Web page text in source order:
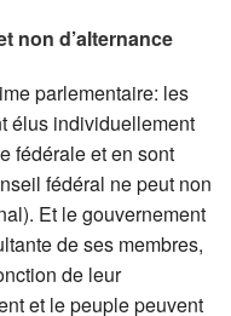
non d’alternance
parlementaire: les
élus individuellement
fédérale et en sont
fédéral ne peut non
Et le gouvernement
de ses membres,
de leur
et le peuple peuvent